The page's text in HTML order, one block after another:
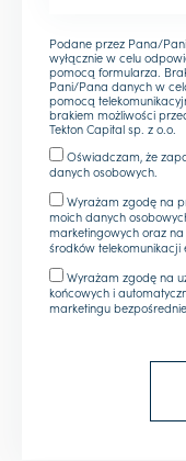
Podane przez Pana/
wyłącznie w celu
pomocą formularza.
Pani/Pana danych w
pomocą
brakiem możliwości
Tekton Capital sp. z o.o.
Oświadczam, że
danych osobowych.
Wyrażam zgodę na
moich danych
marketingowych oraz
środków telekomunikacji
Wyrażam zgodę na
końcowych i
marketingu